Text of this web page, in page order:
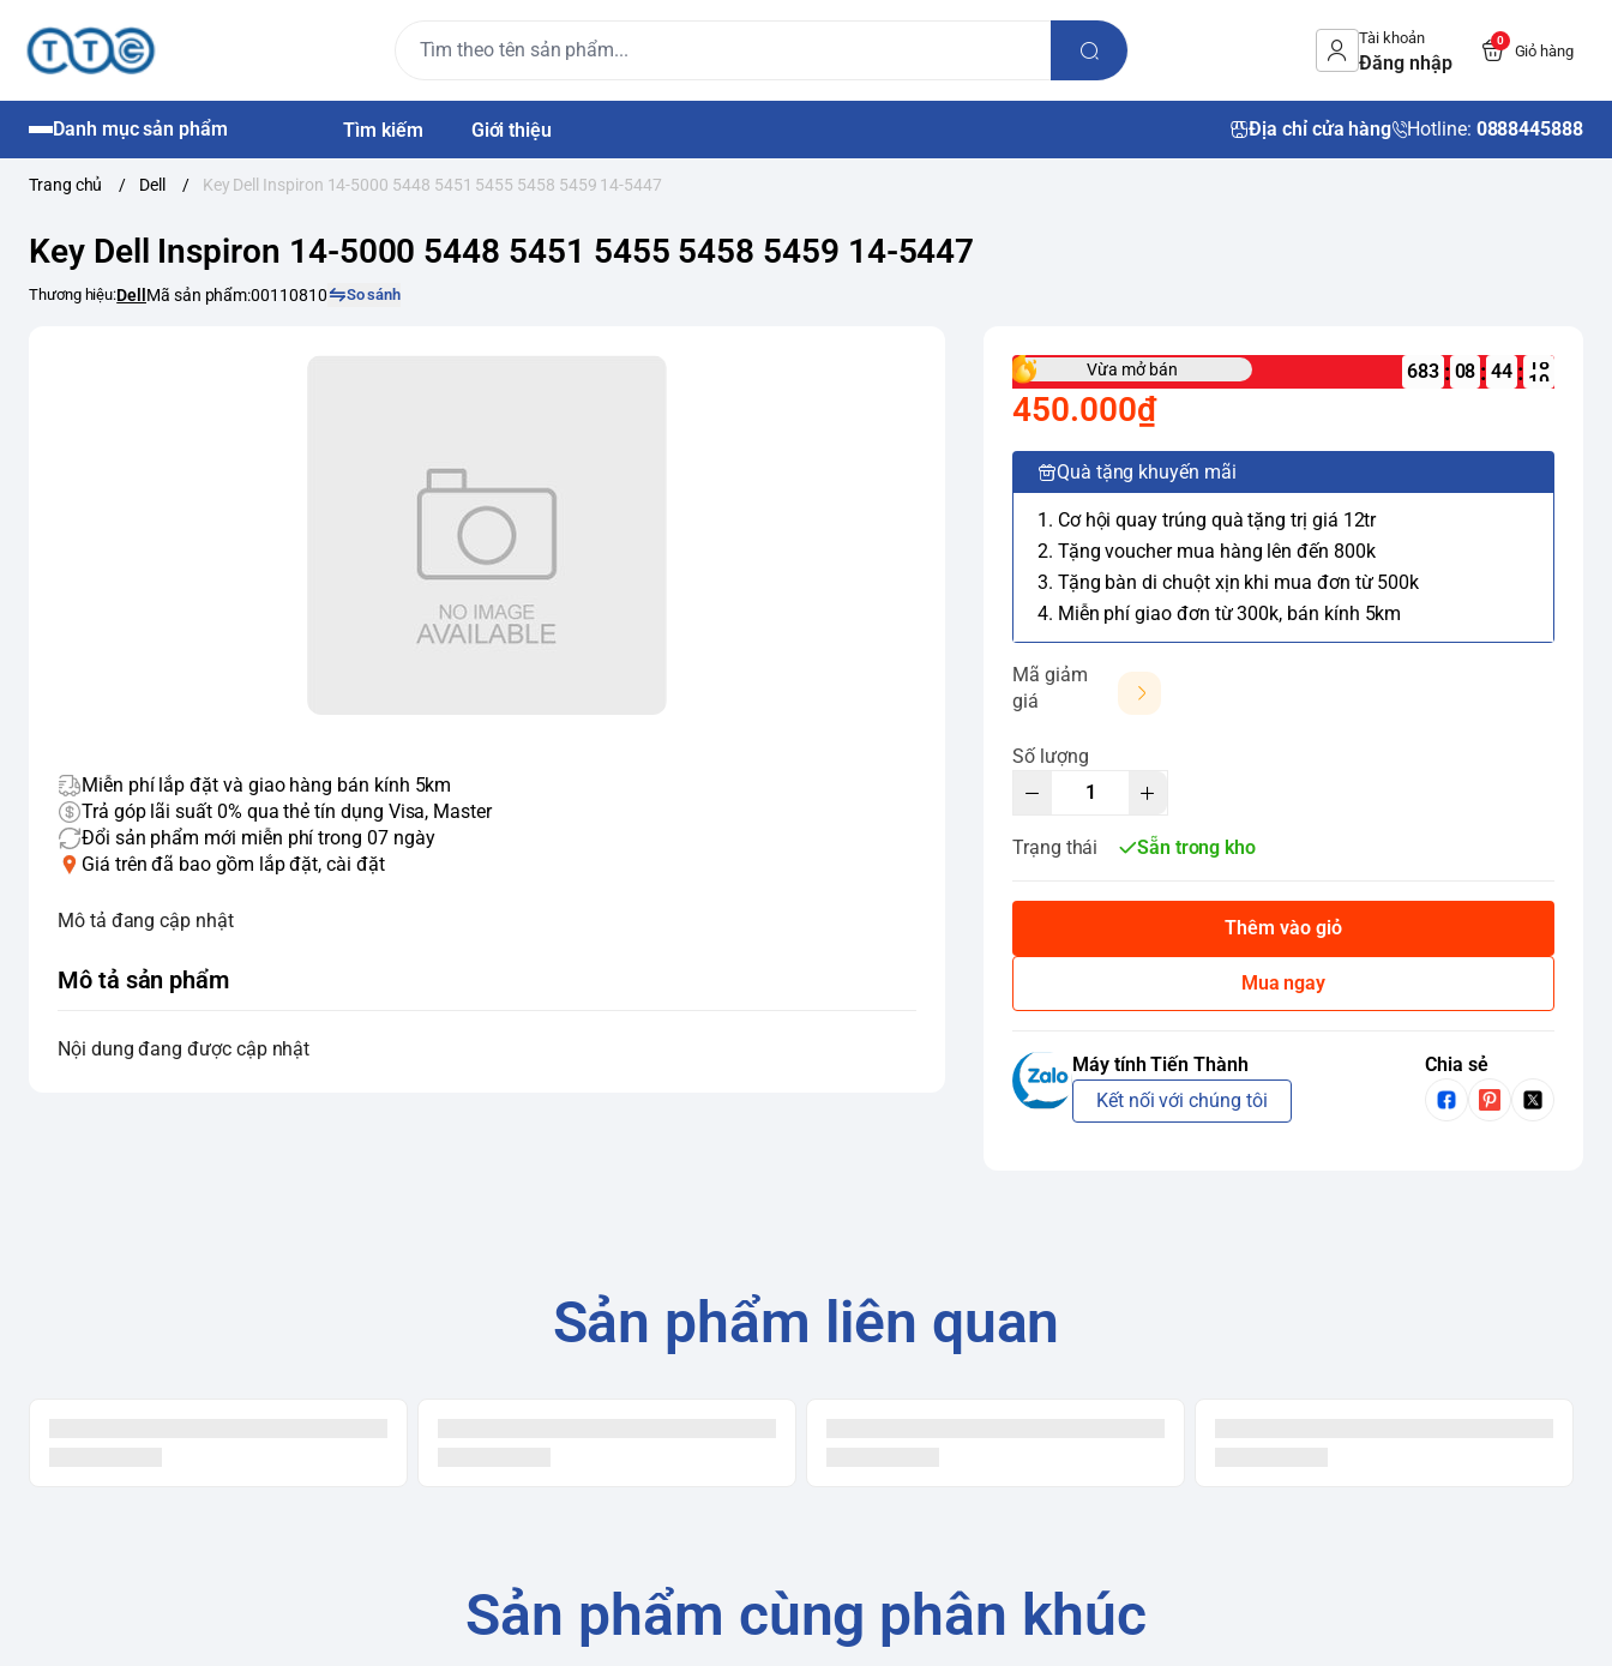
Tài khoản
Đăng nhập
0
Giỏ hàng
Danh mục sản phẩm Tìm kiếm Giới thiệu Địa chỉ cửa hàng Hotline: 0888445888
Trang chủ / Dell / Key Dell Inspiron 14-5000 5448 5451 5455 5458 5459 14-5447
Key Dell Inspiron 14-5000 5448 5451 5455 5458 5459 14-5447
Thương hiệu:Dell Mã sản phẩm:00110810 So sánh
Vừa mở bán 683 : 08 : :
450.000₫
Quà tặng khuyến mãi
1. Cơ hội quay trúng quà tặng trị giá 12tr
2. Tặng voucher mua hàng lên đến 800k
3. Tặng bàn di chuột xịn khi mua đơn từ 500k
4. Miễn phí giao đơn từ 300k, bán kính 5km
Mã giảm
giá
Số lượng
Trạng thái Sẵn trong kho
Thêm vào giỏ
Mua ngay
Máy tính Tiến Thành
Kết nối với chúng tôi
Chia sẻ
Miễn phí lắp đặt và giao hàng bán kính 5km
Trả góp lãi suất 0% qua thẻ tín dụng Visa, Master
Đổi sản phẩm mới miễn phí trong 07 ngày
Giá trên đã bao gồm lắp đặt, cài đặt
Mô tả đang cập nhật
Mô tả sản phẩm
Nội dung đang được cập nhật
Sản phẩm liên quan
Sản phẩm cùng phân khúc